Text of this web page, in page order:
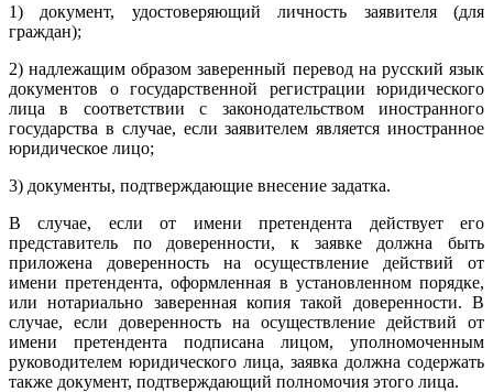
1) документ, удостоверяющий личность заявителя (для
граждан);
2) надлежащим образом заверенный перевод на русский язык
документов о государственной регистрации юридического
лица в соответствии с законодательством иностранного
государства в случае, если заявителем является иностранное
юридическое лицо;
3) документы, подтверждающие внесение задатка.
В случае, если от имени претендента действует его
представитель по доверенности, к заявке должна быть
приложена доверенность на осуществление действий от
имени претендента, оформленная в установленном порядке,
или нотариально заверенная копия такой доверенности. В
случае, если доверенность на осуществление действий от
имени претендента подписана лицом, уполномоченным
руководителем юридического лица, заявка должна содержать
также документ, подтверждающий полномочия этого лица.